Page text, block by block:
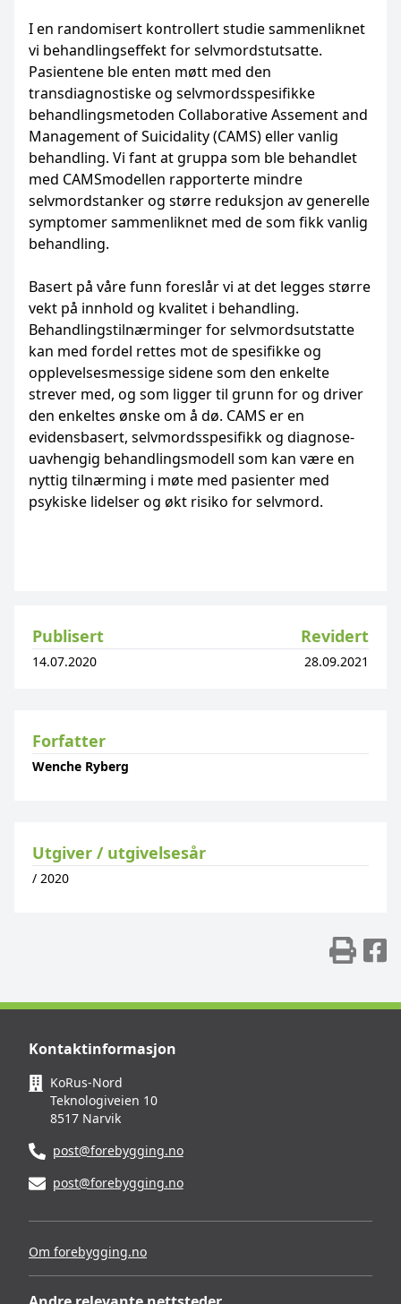
I en randomisert kontrollert studie sammenliknet
vi behandlingseffekt for selvmordstutsatte.
Pasientene ble enten møtt med den
transdiagnostiske og selvmordsspesifikke
behandlingsmetoden Collaborative Assement and
Management of Suicidality (CAMS) eller vanlig
behandling. Vi fant at gruppa som ble behandlet
med CAMSmodellen rapporterte mindre
selvmordstanker og større reduksjon av generelle
symptomer sammenliknet med de som fikk vanlig
behandling.
Basert på våre funn foreslår vi at det legges større
vekt på innhold og kvalitet i behandling.
Behandlingstilnærminger for selvmordsutstatte
kan med fordel rettes mot de spesifikke og
opplevelsesmessige sidene som den enkelte
strever med, og som ligger til grunn for og driver
den enkeltes ønske om å dø. CAMS er en
evidensbasert, selvmordsspesifikk og diagnose-
uavhengig behandlingsmodell som kan være en
nyttig tilnærming i møte med pasienter med
psykiske lidelser og økt risiko for selvmord.
Publisert Revidert
14.07.2020 28.09.2021
Forfatter
Wenche Ryberg
Utgiver / utgivelsesår
/ 2020
Kontaktinformasjon
KoRus-Nord
Teknologiveien 10
8517 Narvik
post@forebygging.no
post@forebygging.no
Om forebygging.no